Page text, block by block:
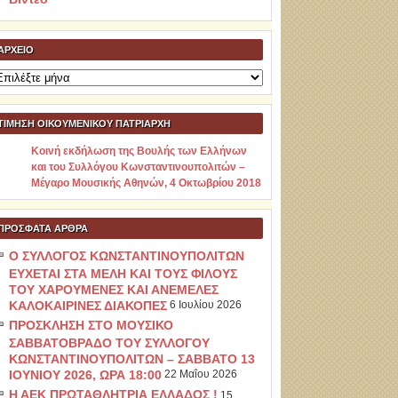
ΟΙΚΟΥΜΕΝΙΚΟΥ ΠΑΤΡΙΑΡΧΗ
Κοινή εκδήλωση της Βουλής των Ελλήνων
και του Συλλόγου Κωνσταντινουπολιτών –
Μέγαρο Μουσικής Αθηνών, 4 Οκτωβρίου 2018
ΆΡΘΡΑ
Ο ΣΥΛΛΟΓΟΣ ΚΩΝΣΤΑΝΤΙΝΟΥΠΟΛΙΤΩΝ
ΕΥΧΕΤΑΙ ΣΤΑ ΜΕΛΗ ΚΑΙ ΤΟΥΣ ΦΙΛΟΥΣ
ΤΟΥ ΧΑΡΟΥΜΕΝΕΣ ΚΑΙ ΑΝΕΜΕΛΕΣ
ΚΑΛΟΚΑΙΡΙΝΕΣ ΔΙΑΚΟΠΕΣ 6 Ιουλίου 2026
ΠΡΟΣΚΛΗΣΗ ΣΤΟ ΜΟΥΣΙΚΟ
ΣΑΒΒΑΤΟΒΡΑΔΟ ΤΟΥ ΣΥΛΛΟΓΟΥ
ΚΩΝΣΤΑΝΤΙΝΟΥΠΟΛΙΤΩΝ – ΣΑΒΒΑΤΟ 13
ΙΟΥΝΙΟΥ 2026, ΩΡΑ 18:00 22 Μαΐου 2026
Η ΑΕΚ ΠΡΩΤΑΘΛΗΤΡΙΑ ΕΛΛΑΔΟΣ !